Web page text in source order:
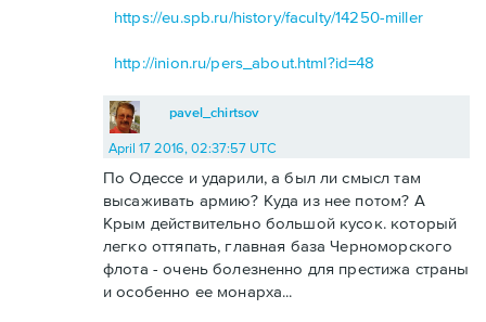
https://eu.spb.ru/history/faculty/14250-miller
http://inion.ru/pers_about.html?id=48
pavel_chirtsov
April 17 2016, 02:37:57 UTC
По Одессе и ударили, а был ли смысл там
высаживать армию? Куда из нее потом? А
Крым действительно большой кусок. который
легко оттяпать, главная база Черноморского
флота - очень болезненно для престижа страны
и особенно ее монарха...